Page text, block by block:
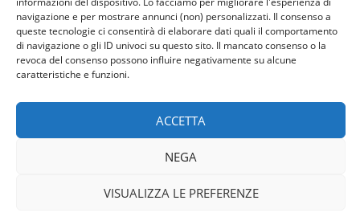
navigazione e per mostrare annunci (non) personalizzati. Il consenso a
queste tecnologie ci consentirà di elaborare dati quali il comportamento
di navigazione o gli ID univoci su questo sito. Il mancato consenso o la
revoca del consenso possono influire negativamente su alcune
caratteristiche e funzioni.
ACCETTA
NEGA
VISUALIZZA LE PREFERENZE
A Ferento il binomio artistico perfetto: Danza
Ferento Teatro Festival: Lettera ad Eduardo
Facebook
Instagram
Twitter
© Occhio Viterbese - Codice 90148040562 - N° iscrizione
ROC:39156 - Tutti i diritti riservati